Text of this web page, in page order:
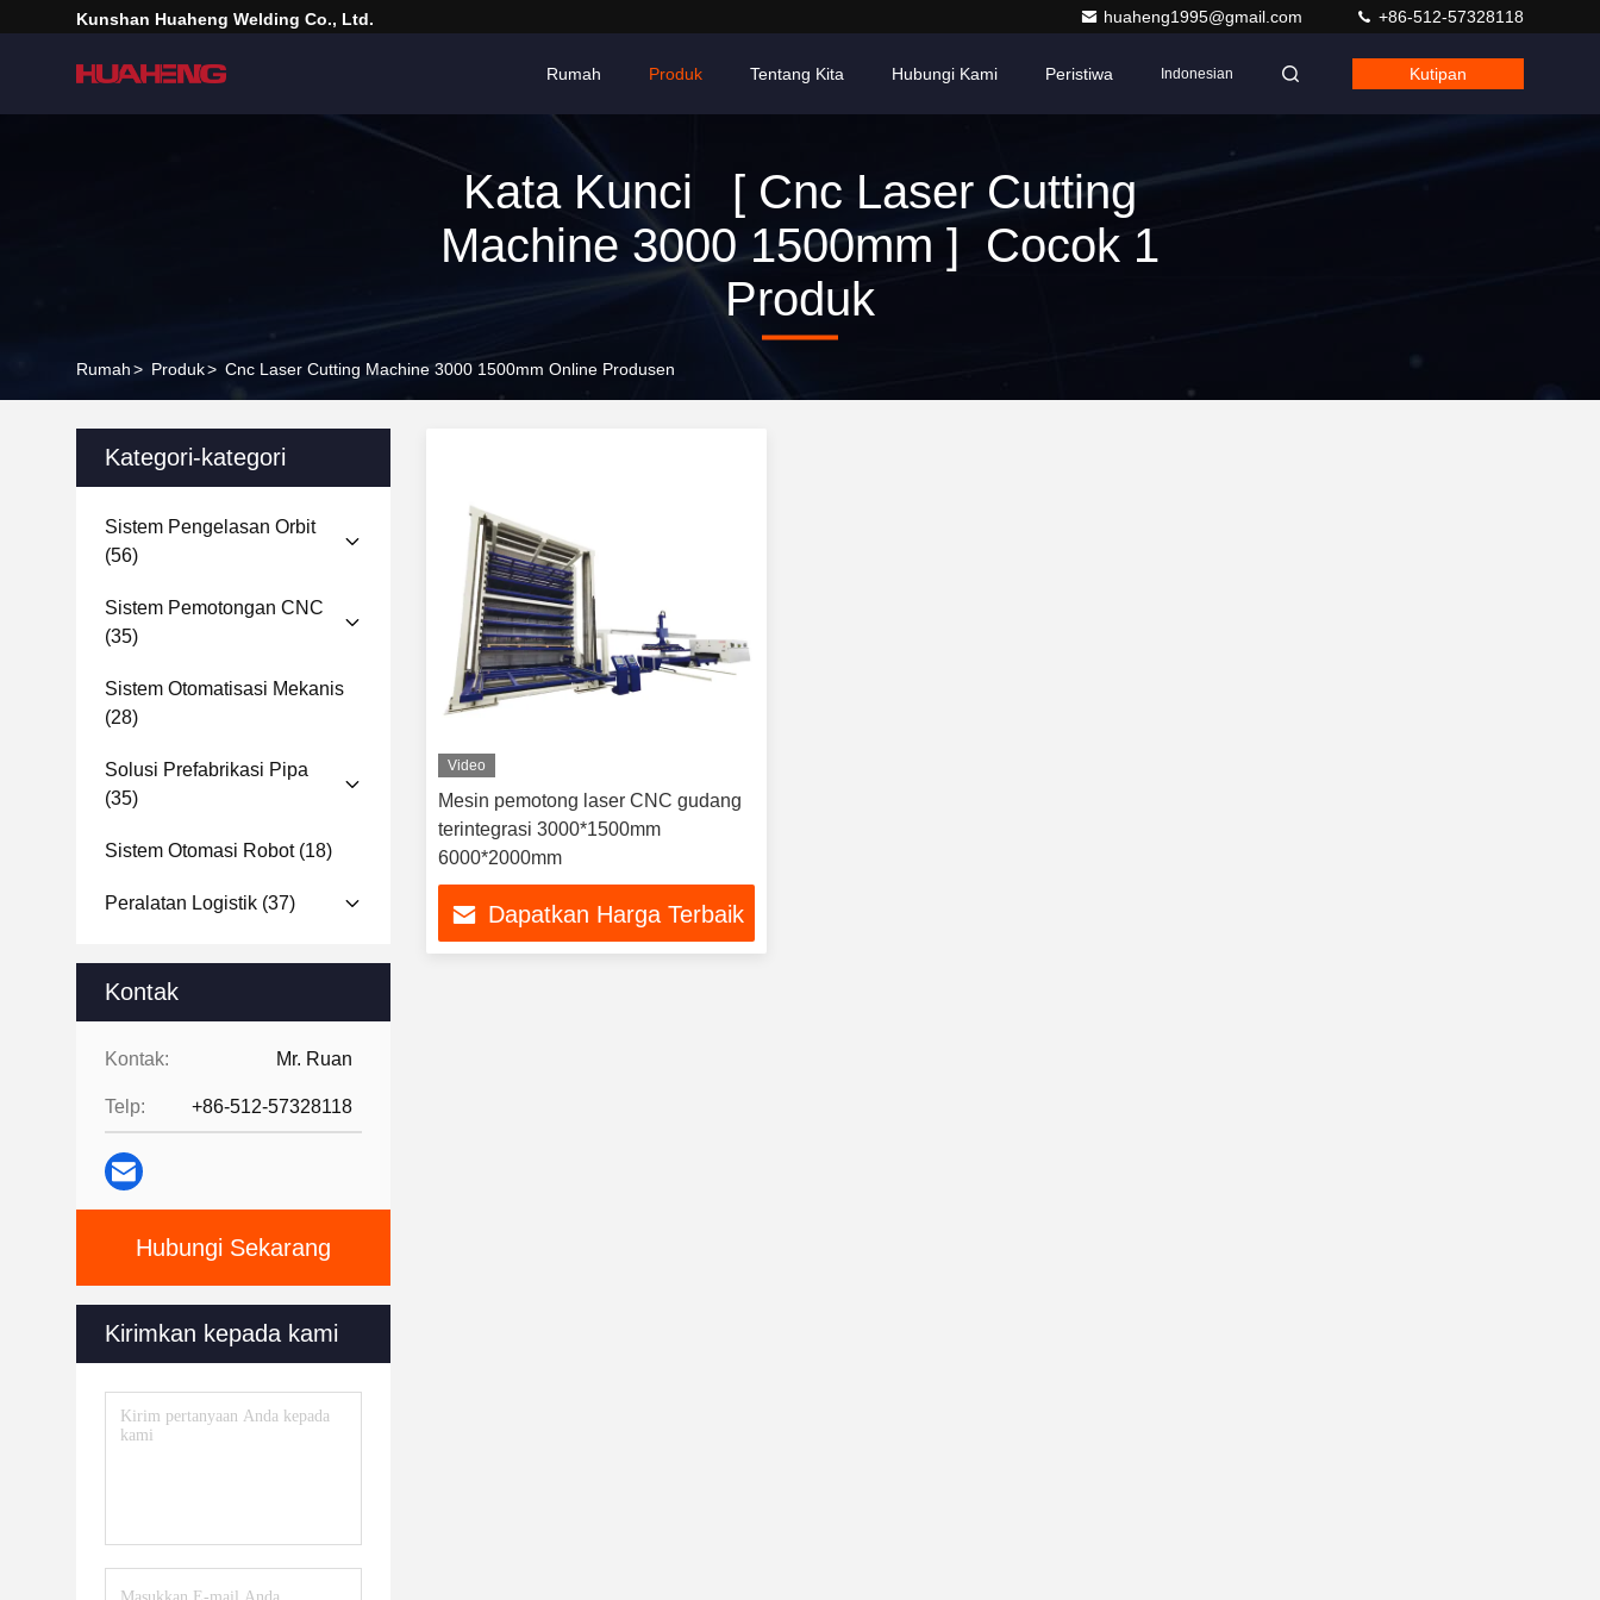
Kunshan Huaheng Welding Co., Ltd. huaheng1995@gmail.com +86-512-57328118
Rumah Produk Tentang Kita Hubungi Kami Peristiwa Indonesian Kutipan
Kata Kunci [ Cnc Laser Cutting
Machine 3000 1500mm ] Cocok 1
Produk
Rumah> Produk> Cnc Laser Cutting Machine 3000 1500mm Online Produsen
Kategori-kategori
Sistem Pengelasan Orbit
(56)
Sistem Pemotongan CNC
(35)
Sistem Otomatisasi Mekanis
(28)
Solusi Prefabrikasi Pipa
(35)
Sistem Otomasi Robot(18)
Peralatan Logistik (37)
Kontak
Kontak: Mr. Ruan
Telp: +86-512-57328118
Hubungi Sekarang
Kirimkan kepada kami
Video
Mesin pemotong laser CNC gudang
terintegrasi 3000*1500mm
6000*2000mm
Dapatkan Harga Terbaik